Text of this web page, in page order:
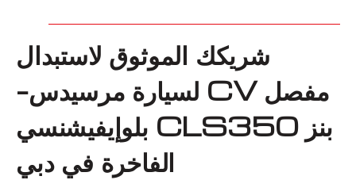
شريكك الموثوق لاستبدال
مفصل CV لسيارة مرسيدس-
بنز CLS350 بلوإيفيشنسي
الفاخرة في دبي